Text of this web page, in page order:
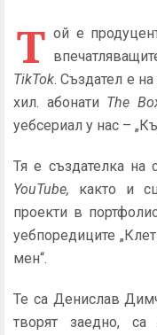
Т ой е
TikTok. Създател е на
хил. абонати The
уебсериал у нас –
Тя е създателка на
YouTube, както
и
проекти в
уебпоредиците
мен“.
Те са Денислав
творят заедно,